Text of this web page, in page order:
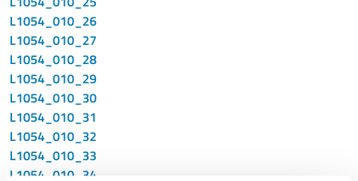
L1054_010_26
L1054_010_27
L1054_010_28
L1054_010_29
L1054_010_30
L1054_010_31
L1054_010_32
L1054_010_33
L1054_010_34